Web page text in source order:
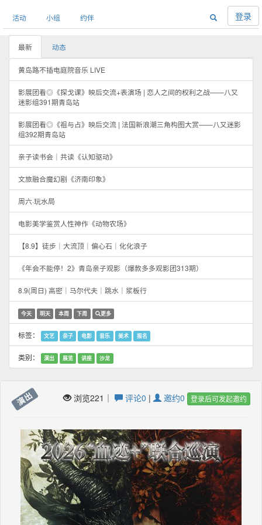
活动 小组 约伴 登录
最新 动态
黄岛路不插电庭院音乐 LIVE
影展团看◎《探戈课》映后交流+表演场 | 恋人之间的权利之战——八又
迷影组391期青岛站
影展团看◎《祖与占》映后交流 | 法国新浪潮三角构图大赏——八又迷影
组392期青岛站
亲子读书会｜共读《认知驱动》
文旅融合魔幻剧《济南印象》
周六·玩水局
电影美学鉴赏人性神作《动物农场》
【8.9】徒步｜大流顶｜偏心石｜化化浪子
《年会不能停！2》青岛亲子观影（爆款多多观影团313期）
8.9(周日) 高密｜马尔代夫｜跳水｜浆板行
今天 明天 本周 下周 更多
标签： 文艺 亲子 电影 音乐 美术 报名
类别： 演出 展览 讲座 沙龙
演出 浏览221｜ 评论0 | 邀约0 登录后可发起邀约